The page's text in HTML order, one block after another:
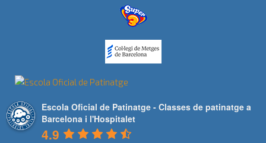
Escola Oficial de Patinatge - Classes de patinatge a
Barcelona i l'Hospitalet
4.9